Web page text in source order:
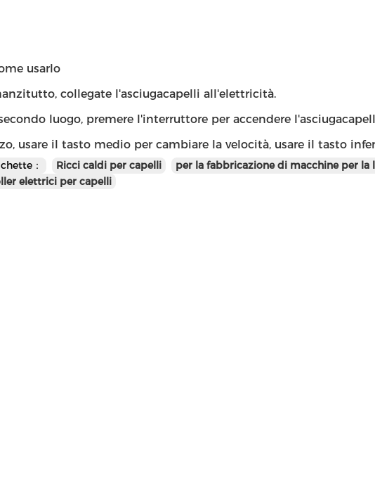
usarlo
collegate l'asciugacapelli all'elettricità.
luogo, premere l'interruttore per accendere
usare il tasto medio per cambiare la velocità, usare il tasto
： Ricci caldi per capelli
per la fabbricazione di macchine per la
elettrici per capelli